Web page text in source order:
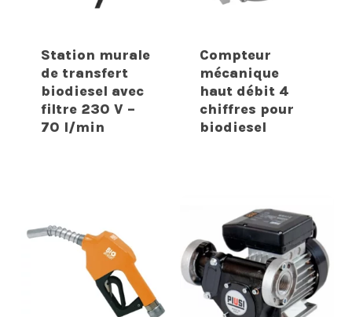
Station murale
de transfert
biodiesel avec
filtre 230 V –
70 l/min
Compteur
mécanique
haut débit 4
chiffres pour
biodiesel